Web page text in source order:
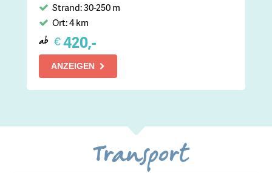
Strand: 30-250 m
Ort: 4 km
ab €420,-
ANZEIGEN
Transport